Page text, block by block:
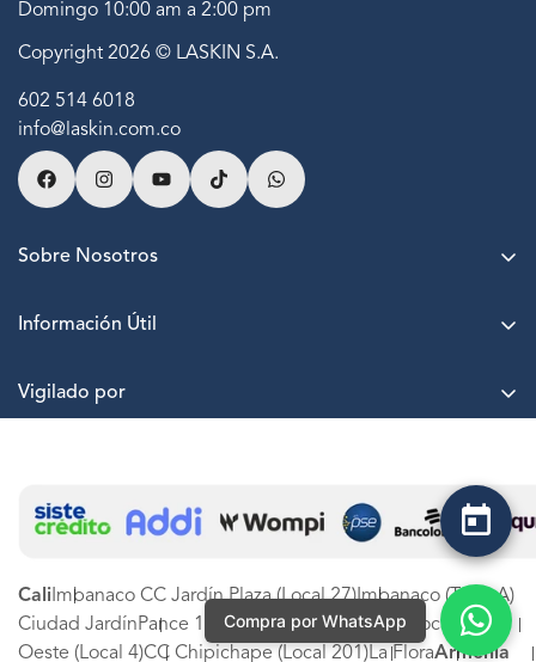
Compra por WhatsApp
Domingo 10:00 am a 2:00 pm
Copyright 2026 © LASKIN S.A.
602 514 6018
info@laskin.com.co
Sobre Nosotros
Nuestras sedes
Trabaja con nosotros
Estado de PQRSF
Información Útil
Canal de denuncias LASKIN SA
Vigilado por
CaliImbanaco CC Jardín Plaza (Local 27)Imbanaco (Torre A)
Ciudad JardínPance 1 (Local 89) CC Mallplaza (Local 123)
Oeste (Local 4)CC Chipichape (Local 201)La FloraArmenia